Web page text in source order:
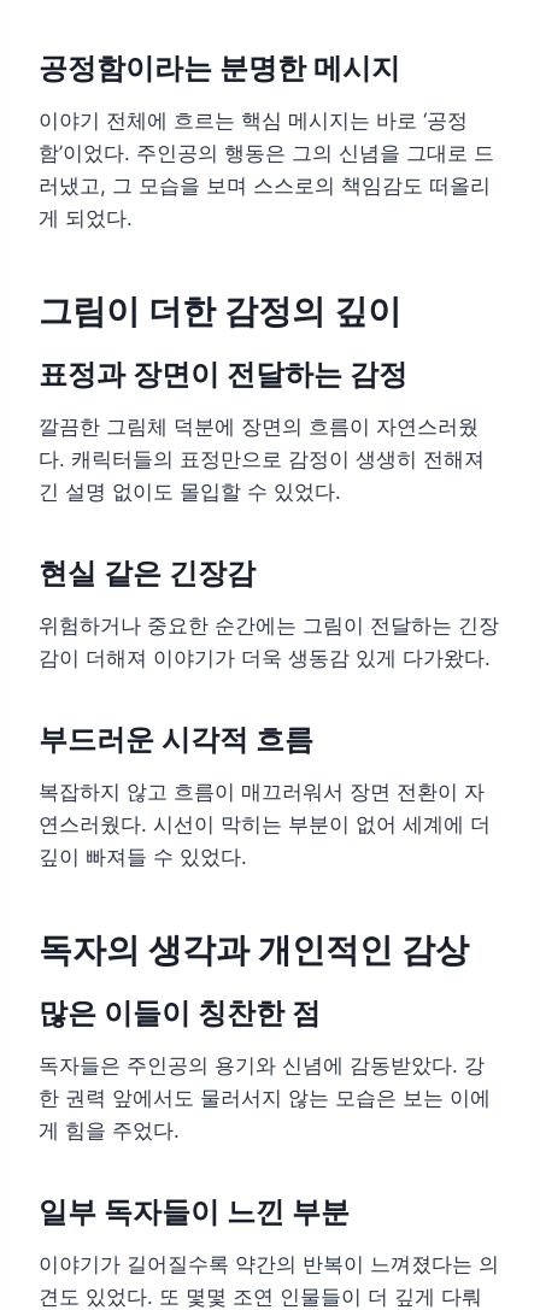
공정함이라는 분명한 메시지
이야기 전체에 흐르는 핵심 메시지는 바로 ‘공정
함’이었다. 주인공의 행동은 그의 신념을 그대로 드
러냈고, 그 모습을 보며 스스로의 책임감도 떠올리
게 되었다.
그림이 더한 감정의 깊이
표정과 장면이 전달하는 감정
깔끔한 그림체 덕분에 장면의 흐름이 자연스러웠
다. 캐릭터들의 표정만으로 감정이 생생히 전해져
긴 설명 없이도 몰입할 수 있었다.
현실 같은 긴장감
위험하거나 중요한 순간에는 그림이 전달하는 긴장
감이 더해져 이야기가 더욱 생동감 있게 다가왔다.
부드러운 시각적 흐름
복잡하지 않고 흐름이 매끄러워서 장면 전환이 자
연스러웠다. 시선이 막히는 부분이 없어 세계에 더
깊이 빠져들 수 있었다.
독자의 생각과 개인적인 감상
많은 이들이 칭찬한 점
독자들은 주인공의 용기와 신념에 감동받았다. 강
한 권력 앞에서도 물러서지 않는 모습은 보는 이에
게 힘을 주었다.
일부 독자들이 느낀 부분
이야기가 길어질수록 약간의 반복이 느껴졌다는 의
견도 있었다. 또 몇몇 조연 인물들이 더 깊게 다뤄